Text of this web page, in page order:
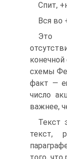
Спит,
Вся во
Это
схемы
факт —
число
важнее,
Текст
текст,